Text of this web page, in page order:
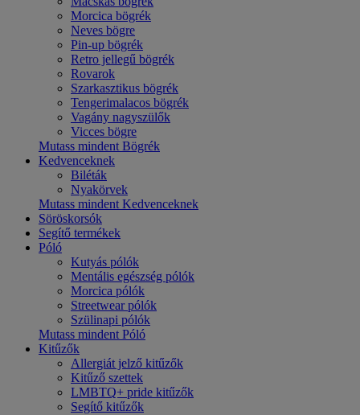
Morcica bögrék
Neves bögre
Pin-up bögrék
Retro jellegű bögrék
Rovarok
Szarkasztikus bögrék
Tengerimalacos bögrék
Vagány nagyszülők
Vicces bögre
Mutass mindent Bögrék
Kedvenceknek
Biléták
Nyakörvek
Mutass mindent Kedvenceknek
Söröskorsók
Segítő termékek
Póló
Kutyás pólók
Mentális egészség pólók
Morcica pólók
Streetwear pólók
Szülinapi pólók
Mutass mindent Póló
Kitűzők
Allergiát jelző kitűzők
Kitűző szettek
LMBTQ+ pride kitűzők
Segítő kitűzők